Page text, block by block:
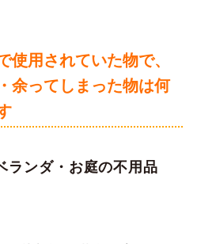
使用されていた物で、
余ってしまった物は何
ランダ・ お庭の不用品